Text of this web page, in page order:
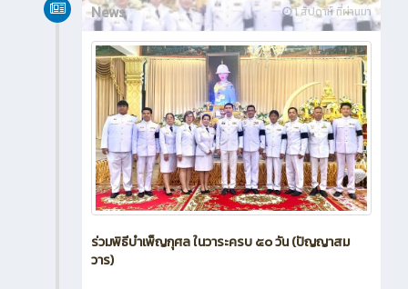
1 สัปดาห์ ที่ผ่านมา
News
ร่วมพิธีบำเพ็ญกุศล ในวาระครบ ๕๐ วัน (ปัญญาสม
วาร)